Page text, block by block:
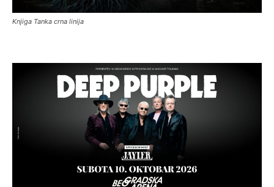
Knjiga Tanka crna linija